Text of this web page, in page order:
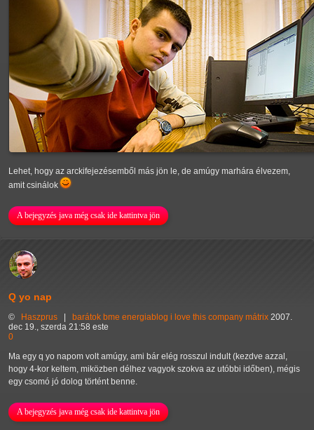
Lehet, hogy az arckifejezésemből más jön le, de amúgy marhára élvezem,
amit csinálok
A bejegyzés java még csak ide kattintva jön
Q yo nap
© Haszprus barátok bme energiablog i love this company mátrix 2007.
dec 19., szerda 21:58 este
0
Ma egy q yo napom volt amúgy, ami bár elég rosszul indult (kezdve azzal,
hogy 4-kor keltem, miközben délhez vagyok szokva az utóbbi időben), mégis
egy csomó jó dolog történt benne.
A bejegyzés java még csak ide kattintva jön